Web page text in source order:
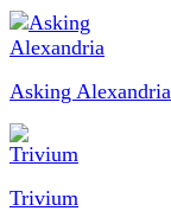
Asking Alexandria
Trivium